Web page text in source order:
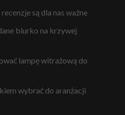
są dla nas ważne
biurko na krzywej
lampę witrażową do
wybrać do aranżacji